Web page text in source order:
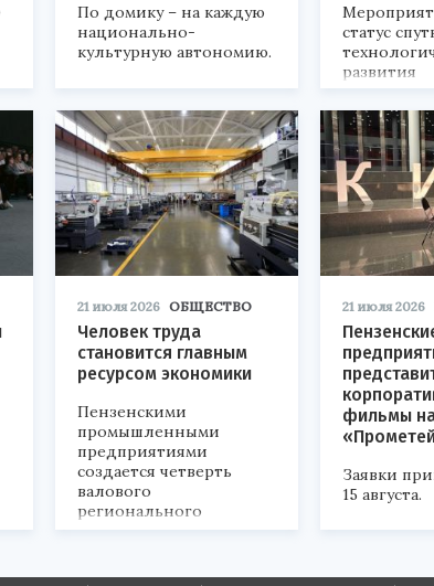
По домику – на каждую
национально-
культурную автономию.
статус
развития
21 июля 2026 ОБЩЕСТВО
Человек труда
становится главным
ресурсом экономики
Пензенскими
промышленными
предприятиями
создается четверть
валового
регионального
продукта и
21 июля 2026
фильмы
Заявки
15 августа.